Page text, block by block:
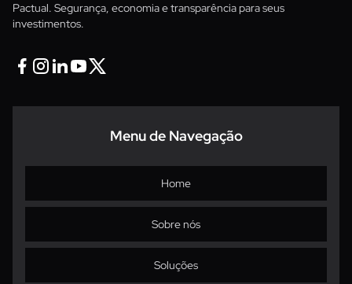
Pactual. Segurança, economia e transparência para seus
investimentos.
Menu de Navegação
Home
Sobre nós
Soluções